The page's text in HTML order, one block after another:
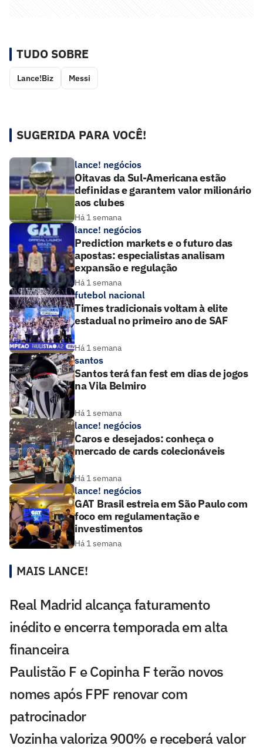
TUDO SOBRE
Lance!Biz Messi
SUGERIDA PARA VOCÊ!
lance! negócios
Oitavas da Sul-Americana estão
definidas e garantem valor milionário
aos clubes
Há 1 semana
lance! negócios
Prediction markets e o futuro das
apostas: especialistas analisam
expansão e regulação
Há 1 semana
futebol nacional
Times tradicionais voltam à elite
estadual no primeiro ano de SAF
Há 1 semana
santos
Santos terá fan fest em dias de jogos
na Vila Belmiro
Há 1 semana
lance! negócios
Caros e desejados: conheça o
mercado de cards colecionáveis
Há 1 semana
lance! negócios
GAT Brasil estreia em São Paulo com
foco em regulamentação e
investimentos
Há 1 semana
MAIS LANCE!
Real Madrid alcança faturamento
inédito e encerra temporada em alta
financeira
Paulistão F e Copinha F terão novos
nomes após FPF renovar com
patrocinador
Vozinha valoriza 900% e receberá valor